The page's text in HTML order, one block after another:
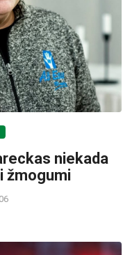
niekada
žmogumi